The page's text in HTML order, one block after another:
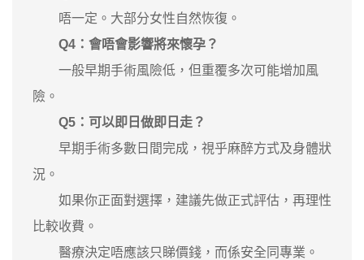
唔一定。大部分女性自然恢復。
Q4：會唔會影響將來懷孕？
一般早期手術風險低，但重覆多次可能增加風
險。
Q5：可以即日做即日走？
早期手術多數日間完成，視乎麻醉方式及身體狀
況。
如果你正面對選擇，建議先做正式評估，再理性
比較收費。
醫療決定唔應該只睇價錢，而係安全同專業。